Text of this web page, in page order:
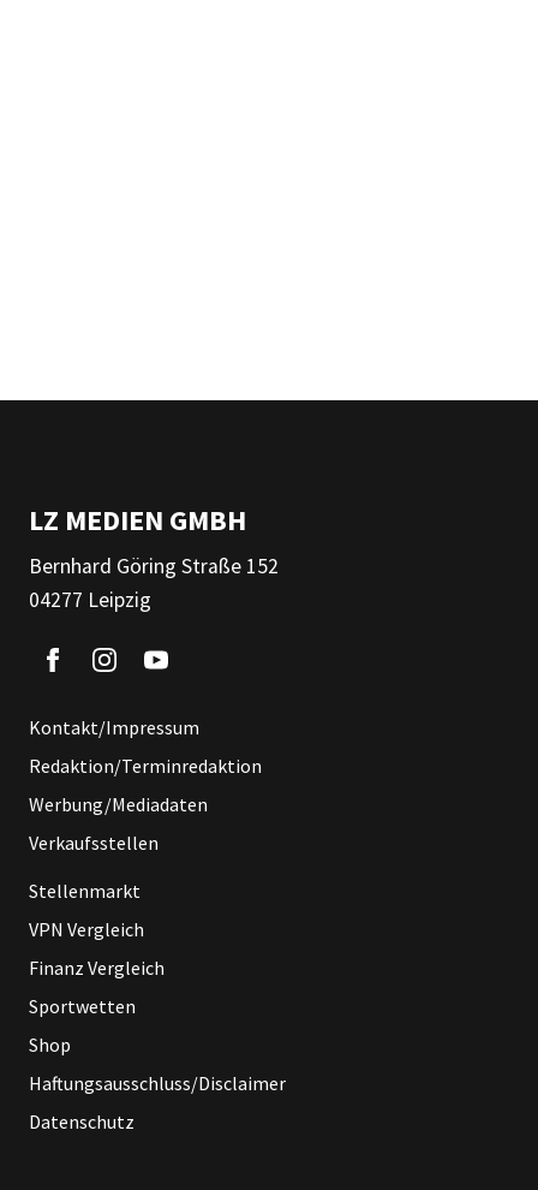
LZ MEDIEN GMBH
Bernhard Göring Straße 152
04277 Leipzig
Kontakt/Impressum
Redaktion/Terminredaktion
Werbung/Mediadaten
Verkaufsstellen
Stellenmarkt
VPN Vergleich
Finanz Vergleich
Sportwetten
Shop
Haftungsausschluss/Disclaimer
Datenschutz